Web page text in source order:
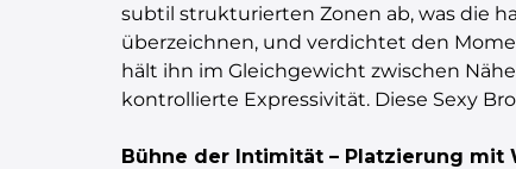
subtil strukturierten Zonen ab, was die
überzeichnen, und verdichtet den
hält ihn im Gleichgewicht zwischen
kontrollierte Expressivität. Diese Sexy
Bühne der Intimität – Platzierung mit